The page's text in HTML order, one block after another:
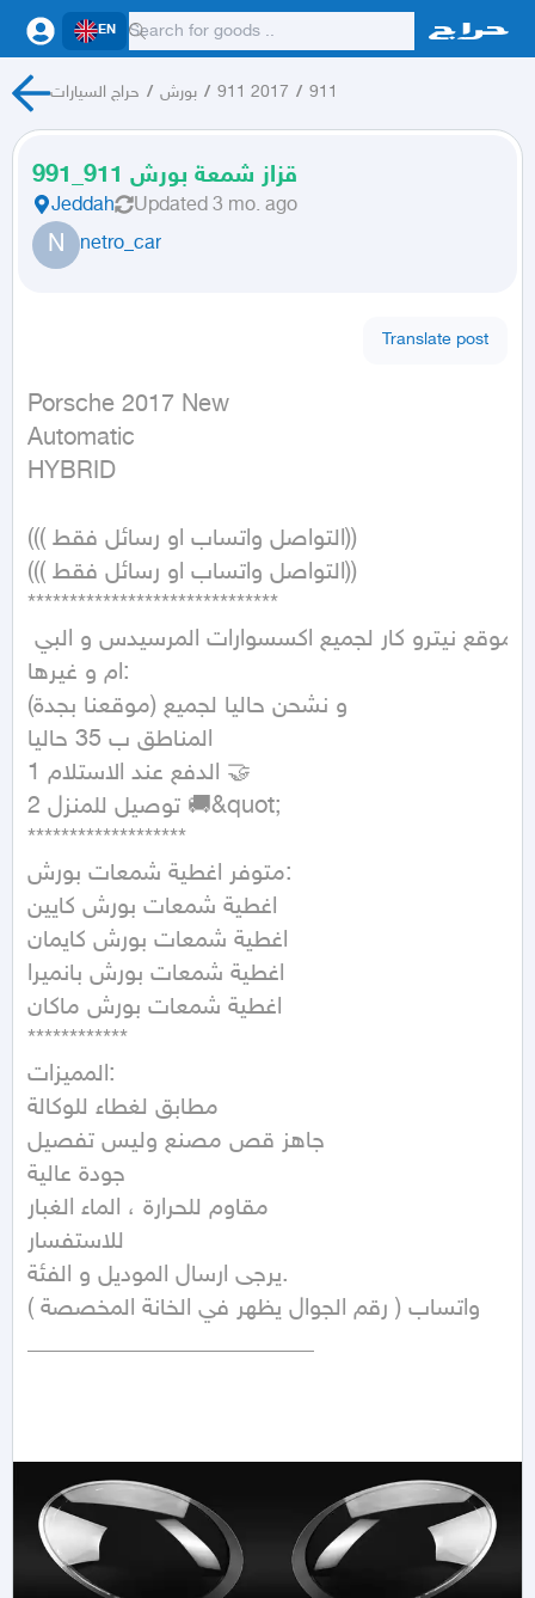
EN
حراج السيارات / بورش / 911 2017 / 911
قزاز شمعة بورش 911_991
Jeddah Updated 3 mo. ago
N netro_car
Translate post
Porsche 2017 New
Automatic
HYBRID
((( التواصل واتساب او رسائل فقط))
((( التواصل واتساب او رسائل فقط))
******************************
ام و غيرها:
(موقعنا بجدة) و نشحن حاليا لجميع
المناطق ب 35 حاليا
1 الدفع عند الاستلام 🤝
2 توصيل للمنزل 🚚&quot;
*******************
متوفر اغطية شمعات بورش:
اغطية شمعات بورش كايين
اغطية شمعات بورش كايمان
اغطية شمعات بورش بانميرا
اغطية شمعات بورش ماكان
************
المميزات:
مطابق لغطاء للوكالة
جاهز قص مصنع وليس تفصيل
جودة عالية
مقاوم للحرارة ، الماء الغبار
للاستفسار
يرجى ارسال الموديل و الفئة.
( رقم الجوال يظهر في الخانة المخصصة ) واتساب